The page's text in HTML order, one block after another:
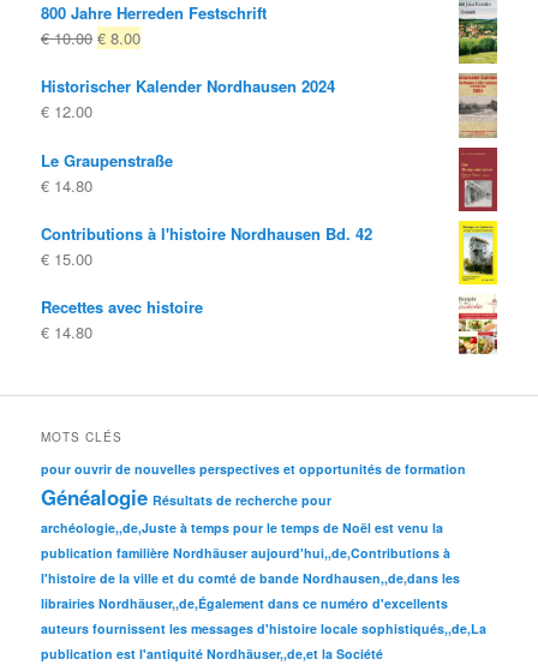
800 Jahre Herreden Festschrift
€10.00 Le
d'origine
€ 8.00Le
actuel
Historischer Kalender Nordhausen 2024
€ 12.00
Le Graupenstraße
€ 14.80
Contributions à l'histoire Nordhausen Bd. 42
€ 15.00
Recettes avec histoire
€ 14.80
MOTS CLÉS
pour ouvrir de nouvelles perspectives et opportunités de formation
Généalogie Résultats de recherche pour
archéologie,,de,Juste à temps pour le temps de Noël est venu la
publication familière Nordhäuser aujourd'hui,,de,Contributions à
l'histoire de la ville et du comté de bande Nordhausen,,de,dans les
librairies Nordhäuser,,de,Également dans ce numéro d'excellents
auteurs fournissent les messages d'histoire locale sophistiqués,,de,La
publication est l'antiquité Nordhäuser,,de,et la Société